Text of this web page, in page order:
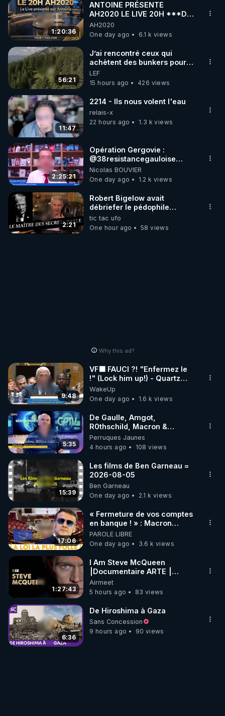
1:20:36
ANTOINE PRÉSENTE
AH2020 LE LIVE 20H ***DU
04/08/2026*** 📷LE
GRAND RÉVEIL EST EN
MARCHE 📷
AH2020
One day ago
6.1 k views
56:21
J’ai rencontré ceux qui
achètent des bunkers pour
survivre à la fin du monde
LEF
15 hours ago
426 views
11:47
2214 - Ils nous volent l'eau
relais-x
22 hours ago
1.3 k views
2:25:21
Opération Gergovie :
‪@38resistancegauloise‬
‪@MarionSigautOfficiel‬
‪@gladysriifard5710‬ Laëtitia
Nicolas BOUVIER
One day ago
1.2 k views
2:21
Robert Bigelow avait
débriefer le pédophile
génocidaire de donald j
trump
tic tac ufo
One hour ago
58 views
Why this ad?
9:48
VF🟩 FAUCI ?! "Enfermez le
!" (Lock him up!) - Quartz
Traduction
WakeUp
One day ago
1.6 k views
5:35
De Gaulle, Amgot,
R0thschild, Macron &
Pompidou… Macron Claude
Janvier, GPTV, 18 X 2024
Perruques Jaunes
4 hours ago
108 views
15:39
Les films de Ben Garneau =
2026-08-05
Ben Garneau
One day ago
2.1 k views
17:06
« Fermeture de vos comptes
en banque ! » : Macron
impose une loi folle !
PAROLE LIBRE
One day ago
3.6 k views
1:27:43
I Am Steve McQueen
⎮Documentaire ARTE ⎮
Cinema
Airmeet
5 hours ago
83 views
6:36
De Hiroshima à Gaza
Sans Concession
9 hours ago
90 views